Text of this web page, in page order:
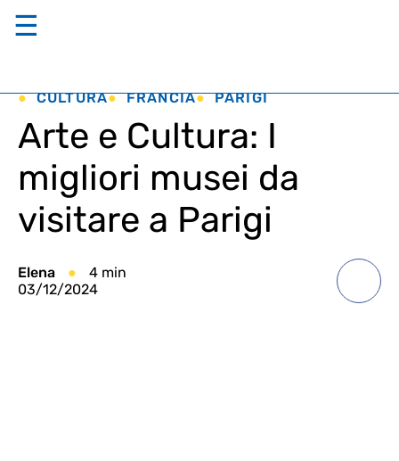
☰
CULTURA FRANCIA PARIGI
Arte e Cultura: I
migliori musei da
visitare a Parigi
Elena
4 min
03/12/2024